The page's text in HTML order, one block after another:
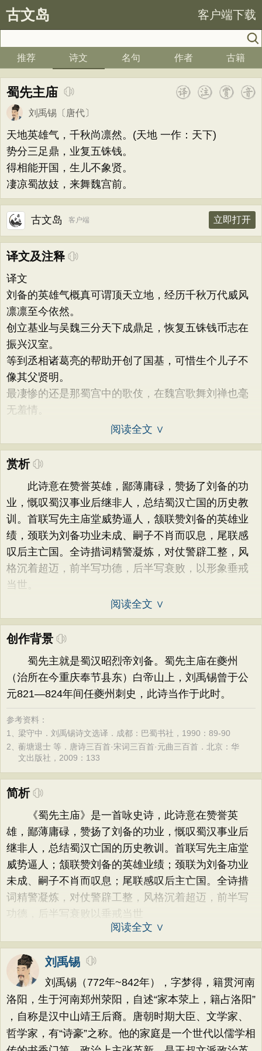
古文岛 客户端下载
推荐 诗文 名句 作者 古籍
蜀先主庙
刘禹锡 〔唐代〕
天地英雄气，千秋尚凛然。(天地 一作：天下)
势分三足鼎，业复五铢钱。
得相能开国，生儿不象贤。
凄凉蜀故妓，来舞魏宫前。
古文岛 客户端 立即打开
译文及注释
译文
刘备的英雄气概真可谓顶天立地，经历千秋万代威风
凛凛至今依然。
创立基业与吴魏三分天下成鼎足，恢复五铢钱币志在
振兴汉室。
等到丞相诸葛亮的帮助开创了国基，可惜生个儿子不
像其父贤明。
最凄惨的还是那蜀宫中的歌伎，在魏宫歌舞刘禅也毫
无羞情。
阅读全文 ∨
赏析
此诗意在赞誉英雄，鄙薄庸碌，赞扬了刘备的功
业，慨叹蜀汉事业后继非人，总结蜀汉亡国的历史教
训。首联写先主庙堂威势逼人，颔联赞刘备的英雄业
绩，颈联为刘备功业未成、嗣子不肖而叹息，尾联感
叹后主亡国。全诗措词精警凝炼，对仗警辟工整，风
格沉着超迈，前半写功德，后半写衰败，以形象垂戒
当世。
阅读全文 ∨
创作背景
蜀先主就是蜀汉昭烈帝刘备。蜀先主庙在夔州
（治所在今重庆奉节县东）白帝山上，刘禹锡曾于公
元821—824年间任夔州刺史，此诗当作于此时。
参考资料：
1、梁守中．刘禹锡诗文选译．成都：巴蜀书社，1990：89-90
2、蘅塘退士 等．唐诗三百首·宋词三百首·元曲三百首．北京：华
文出版社，2009：133
简析
《蜀先主庙》是一首咏史诗，此诗意在赞誉英
雄，鄙薄庸碌，赞扬了刘备的功业，慨叹蜀汉事业后
继非人，总结蜀汉亡国的历史教训。首联写先主庙堂
威势逼人；颔联赞刘备的英雄业绩；颈联为刘备功业
未成、嗣子不肖而叹息；尾联感叹后主亡国。全诗措
词精警凝炼，对仗警辟工整，风格沉着超迈，前半写
功德，后半写衰败以垂戒当世
阅读全文 ∨
刘禹锡
刘禹锡（772年~842年），字梦得，籍贯河南
洛阳，生于河南郑州荥阳，自述“家本荥上，籍占洛阳”
，自称是汉中山靖王后裔。唐朝时期大臣、文学家、
哲学家，有“诗豪”之称。他的家庭是一个世代以儒学相